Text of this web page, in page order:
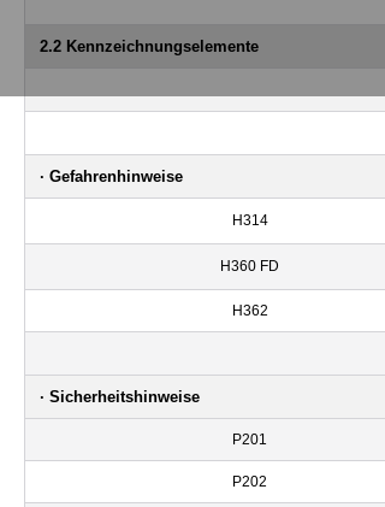
2.2 Kennzeichnungselemente
· Gefahrenhinweise
H314
H360 FD
H362
· Sicherheitshinweise
P201
P202